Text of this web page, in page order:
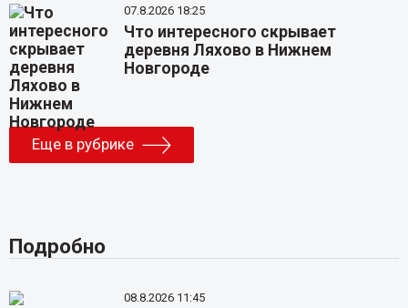
07.8.2026 18:25
Что интересного скрывает
деревня Ляхово в Нижнем
Новгороде
Еще в рубрике
Подробно
08.8.2026 11:45